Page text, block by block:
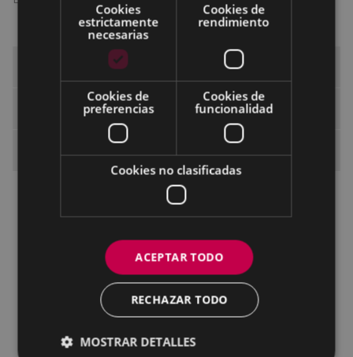
Ayuntamiento de Eibar
El Alcalde
Grupos políticos
Comisiones de Trabajo
Comisiones Asesoras
Comisión Asesora de Mayores
Cookies
estrictamente
necesarias
Cookies de
rendimiento
Cookies de
preferencias
Cookies de
funcionalidad
Cookies no clasificadas
ACEPTAR TODO
RECHAZAR TODO
MOSTRAR DETALLES